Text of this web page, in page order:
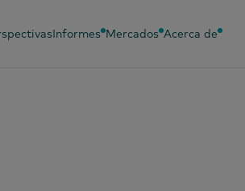
Informes Mercados Acerca de